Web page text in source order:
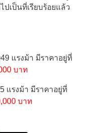
เป็นที่เรียบร้อยแล้ว
แรงม้า มีราคาอยู่ที่
บาท
แรงม้า มีราคาอยู่ที่
บาท